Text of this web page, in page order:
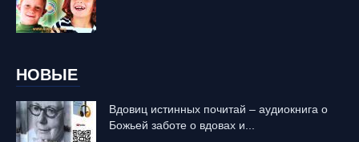
НОВЫЕ
Вдовиц истинных почитай – аудиокнига о
Божьей заботе о вдовах и...